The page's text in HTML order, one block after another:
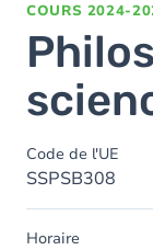
COURS 2024-
Code de l'UE
SSPSB308
Horaire